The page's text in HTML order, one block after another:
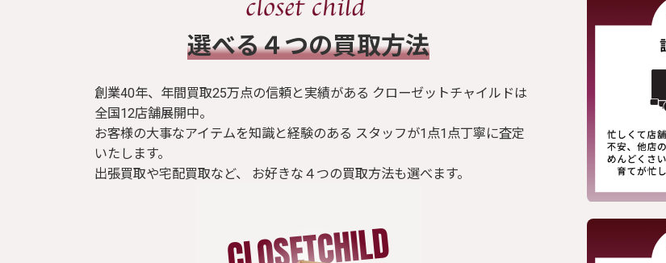
​選べる４つの買取方法
創業40年、年間買取25万点の信頼と実績がある クローゼットチャイルドは
全国12店舗展開中。
お客様の大事なアイテムを知識と経験のある スタッフが1点1点丁寧に査定
いたします。
出張買取や宅配買取など、 お好きな４つの買取方法も選べます。